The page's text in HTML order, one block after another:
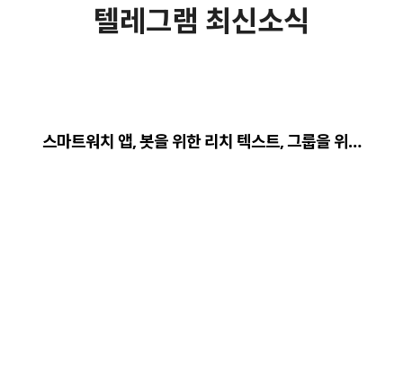
텔레그램 최신소식
스마트워치 앱, 봇을 위한 리치 텍스트, 그룹을 위…